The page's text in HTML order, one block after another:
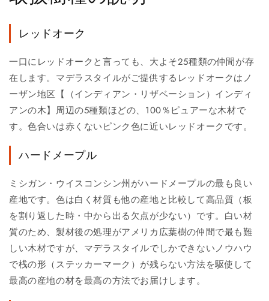
レッドオーク
一口にレッドオークと言っても、大よそ25種類の仲間が存
在します。マデラスタイルがご提供するレッドオークはノ
ーザン地区【（インディアン・リザベーション）インディ
アンの木】周辺の5種類ほどの、100％ピュアーな木材で
す。色合いは赤くないピンク色に近いレッドオークです。
ハードメープル
ミシガン・ウイスコンシン州がハードメープルの最も良い
産地です。色は白く材質も他の産地と比較して高品質（板
を割り返した時・中から出る欠点が少ない）です。白い材
質のため、製材後の処理がアメリカ広葉樹の仲間で最も難
しい木材ですが、マデラスタイルでしかできないノウハウ
で桟の形（ステッカーマーク）が残らない方法を駆使して
最高の産地の材を最高の方法でお届けします。